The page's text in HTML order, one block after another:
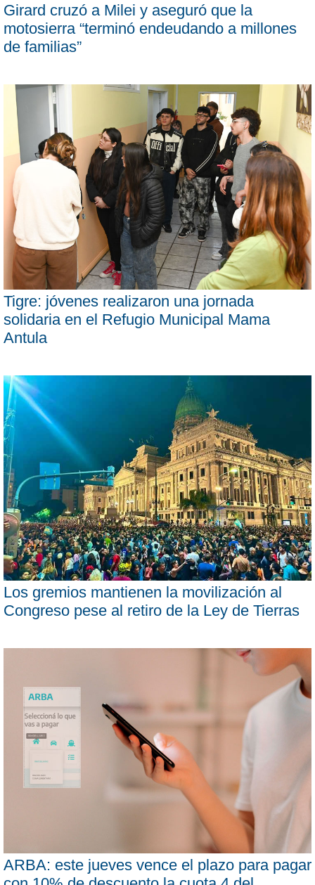
Girard cruzó a Milei y aseguró que la
motosierra “terminó endeudando a millones
de familias”
Tigre: jóvenes realizaron una jornada
solidaria en el Refugio Municipal Mama
Antula
Los gremios mantienen la movilización al
Congreso pese al retiro de la Ley de Tierras
ARBA: este jueves vence el plazo para pagar